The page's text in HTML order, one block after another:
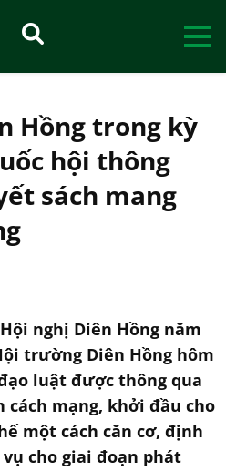
Hồng trong kỳ
hội thông
sách mang
nghị Diên Hồng năm
trường Diên Hồng hôm
luật được thông qua
mạng, khởi đầu cho
một cách căn cơ, định
cho giai đoạn phát